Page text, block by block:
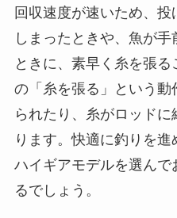
回収速度が速いため、
しまったときや、魚が
ときに、素早く糸を張
の「糸を張る」という
られたり、糸がロッド
ります。快適に釣りを進
ハイギアモデルを選んで
るでしょう。